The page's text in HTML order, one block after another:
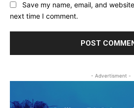
Save my name, email, and
next time I comment.
- Advertisment -